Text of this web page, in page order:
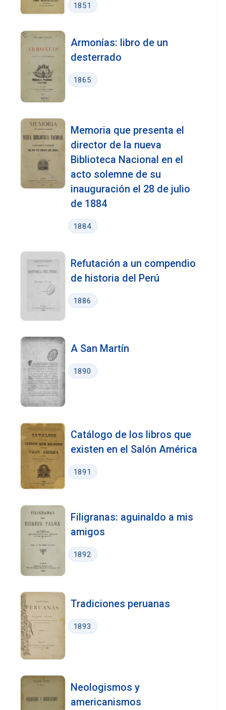
1851
Armonías: libro de un
desterrado
1865
Memoria que presenta el
director de la nueva
Biblioteca Nacional en el
acto solemne de su
inauguración el 28 de julio
de 1884
1884
Refutación a un compendio
de historia del Perú
1886
A San Martín
1890
Catálogo de los libros que
existen en el Salón América
1891
Filigranas: aguinaldo a mis
amigos
1892
Tradiciones peruanas
1893
Neologismos y
americanismos